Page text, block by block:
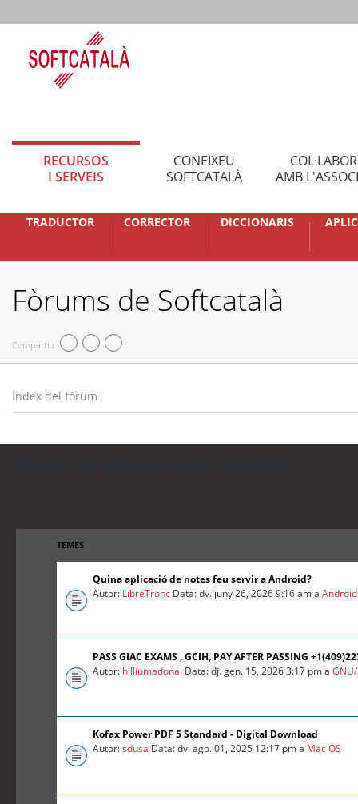
RECURSOS
I SERVEIS
CONEIXEU
SOFTCATALÀ
AMB
TRADUCTOR CORRECTOR DICCIONARIS
Fòrums de Softcatalà
Compartiu
Índex del fòrum
TEMES
Quina aplicació de notes feu servir a Android?
Autor: LibreTronc Data: dv. juny 26, 2026 9:16 am aAndroid
PASS GIAC EXAMS , GCIH, PAY AFTER PASSING
Autor: hilliumadonai Data: dj. gen. 15, 2026 3:17 pm a
Kofax Power PDF 5 Standard - Digital Download
Autor:sdusa Data: dv. ago. 01, 2025 12:17 pm a Mac OS